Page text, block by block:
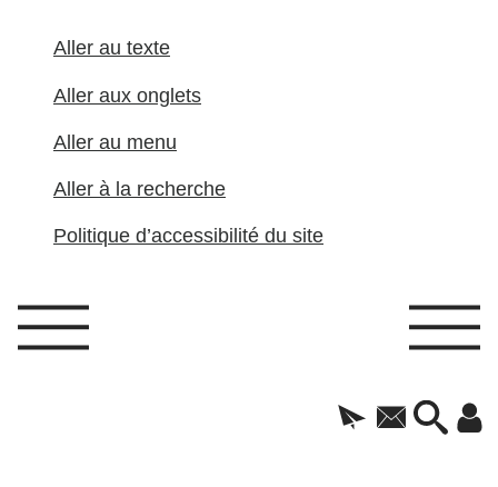
Aller au texte
Aller aux onglets
Aller au menu
Aller à la recherche
Politique d’accessibilité du site